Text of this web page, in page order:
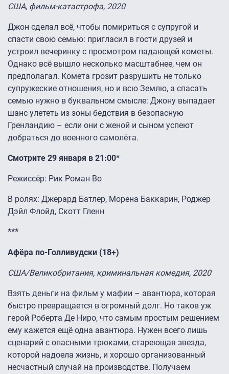
США, фильм-катастрофа, 2020
Джон сделал всё, чтобы помириться с супругой и
спасти свою семью: пригласил в гости друзей и
устроил вечеринку с просмотром падающей кометы.
Однако всё вышло несколько масштабнее, чем он
предполагал. Комета грозит разрушить не только
супружеские отношения, но и всю Землю, а спасать
семью нужно в буквальном смысле: Джону выпадает
шанс улететь из зоны бедствия в безопасную
Гренландию – если они с женой и сыном успеют
добраться до военного самолёта.
Смотрите 29 января в 21:00*
Режиссёр: Рик Роман Во
В ролях: Джерард Батлер, Морена Баккарин, Роджер
Дэйл Флойд, Скотт Гленн
***
Афёра по-Голливудски (18+)
США/Великобритания, криминальная комедия, 2020
Взять деньги на фильм у мафии – авантюра, которая
быстро превращается в огромный долг. Но таков уж
герой Роберта Де Ниро, что самым простым решением
ему кажется ещё одна авантюра. Нужен всего лишь
сценарий с опасными трюками, стареющая звезда,
которой надоела жизнь, и хорошо организованный
несчастный случай на производстве. Получаем